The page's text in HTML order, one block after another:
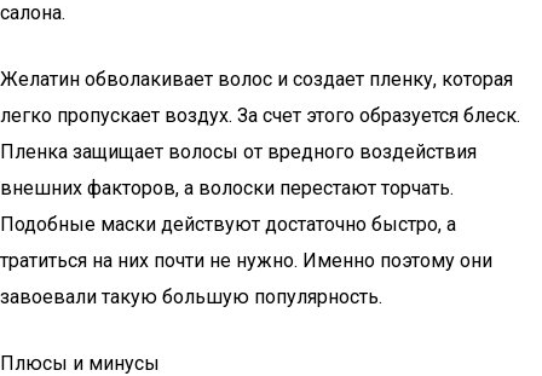
салона.
Желатин обволакивает волос и создает пленку, которая
легко пропускает воздух. За счет этого образуется блеск.
Пленка защищает волосы от вредного воздействия
внешних факторов, а волоски перестают торчать.
Подобные маски действуют достаточно быстро, а
тратиться на них почти не нужно. Именно поэтому они
завоевали такую большую популярность.
Плюсы и минусы